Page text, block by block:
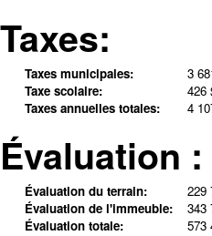
Taxes:
Taxes municipales:
3
Taxe scolaire:
426
Taxes annuelles totales:
4
Évaluation :
Évaluation du terrain:
229
Évaluation de l'immeuble:
343
Évaluation totale:
573